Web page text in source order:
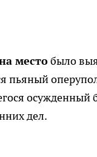
местобыло
пьяный
осужденный
дел.